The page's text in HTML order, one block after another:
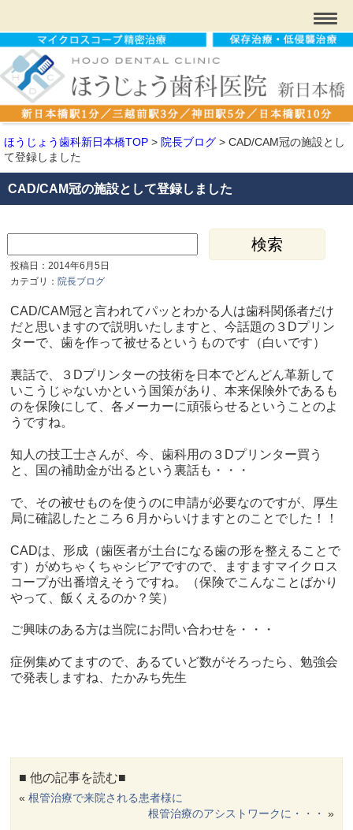
ほうじょう歯科新日本橋TOP > 院長ブログ > CAD/CAM冠の施設とし
て登録しました
CAD/CAM冠の施設として登録しました
投稿日：2014年6月5日
カテゴリ： 院長ブログ
CAD/CAM冠と言われてパッとわかる人は歯科関係者だけ
だと思いますので説明いたしますと、今話題の３Dプリン
ターで、歯を作って被せるというものです（白いです）
裏話で、３Dプリンターの技術を日本でどんどん革新して
いこうじゃないかという国策があり、本来保険外であるも
のを保険にして、各メーカーに頑張らせるということのよ
うですね。
知人の技工士さんが、今、歯科用の３Dプリンター買う
と、国の補助金が出るという裏話も・・・
で、その被せものを使うのに申請が必要なのですが、厚生
局に確認したところ６月からいけますとのことでした！！
CADは、形成（歯医者が土台になる歯の形を整えることで
す）がめちゃくちゃシビアですので、ますますマイクロス
コープが出番増えそうですね。（保険でこんなことばかり
やって、飯くえるのか？笑）
ご興味のある方は当院にお問い合わせを・・・
症例集めてますので、あるていど数がそろったら、勉強会
で発表しますね、たかみち先生
■ 他の記事を読む■
«根管治療で来院される患者様に
根管治療のアシストワークに・・・ »